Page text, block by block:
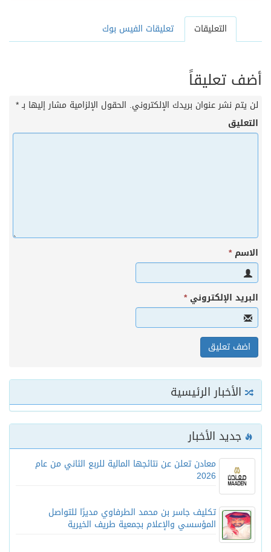
التعليقات تعليقات الفيس بوك
أضف تعليقاً
لن يتم نشر عنوان بريدك الإلكتروني. الحقول الإلزامية مشار إليها بـ*
التعليق
الاسم*
البريد الإلكتروني*
الأخبار الرئيسية
جديد الأخبار
معادن تعلن عن نتائجها المالية للربع الثاني من عام
2026
تكليف جاسر بن محمد الطرفاوي مديرًا للتواصل
المؤسسي والإعلام بجمعية طريف الخيرية